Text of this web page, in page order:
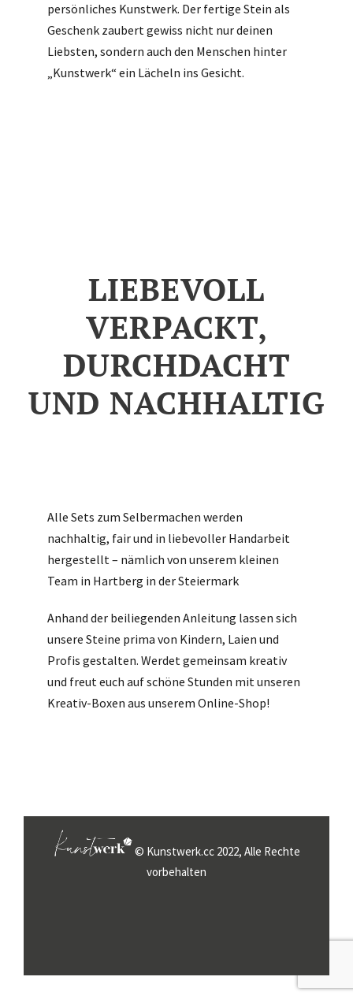
persönliches Kunstwerk. Der fertige Stein als
Geschenk zaubert gewiss nicht nur deinen
Liebsten, sondern auch den Menschen hinter
„Kunstwerk“ ein Lächeln ins Gesicht.
LIEBEVOLL
VERPACKT,
DURCHDACHT
UND NACHHALTIG
Alle Sets zum Selbermachen werden
nachhaltig, fair und in liebevoller Handarbeit
hergestellt – nämlich von unserem kleinen
Team in Hartberg in der Steiermark
Anhand der beiliegenden Anleitung lassen sich
unsere Steine prima von Kindern, Laien und
Profis gestalten. Werdet gemeinsam kreativ
und freut euch auf schöne Stunden mit unseren
Kreativ-Boxen aus unserem Online-Shop!
© Kunstwerk.cc 2022, Alle Rechte
vorbehalten